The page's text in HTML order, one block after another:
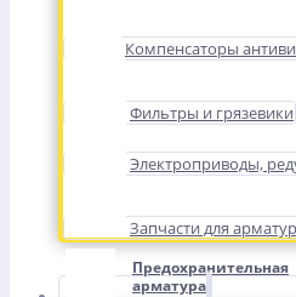
Компенсаторы
Фильтры и грязевики
Электроприводы,
Запчасти для
Предохранительная
арматура